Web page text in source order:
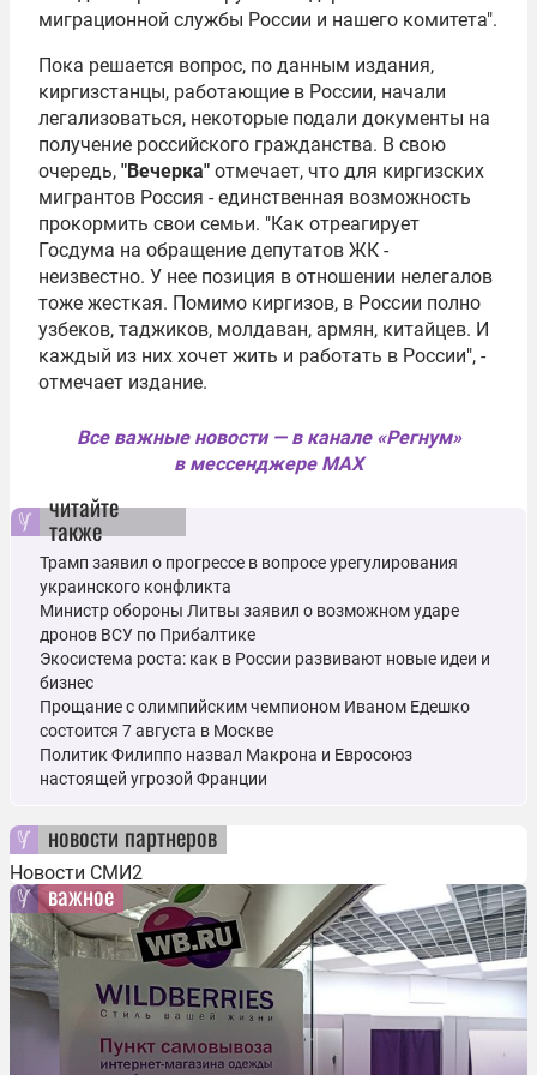
миграционной службы России и нашего комитета".
Пока решается вопрос, по данным издания,
киргизстанцы, работающие в России, начали
легализоваться, некоторые подали документы на
получение российского гражданства. В свою
очередь, "Вечерка" отмечает, что для киргизских
мигрантов Россия - единственная возможность
прокормить свои семьи. "Как отреагирует
Госдума на обращение депутатов ЖК -
неизвестно. У нее позиция в отношении нелегалов
тоже жесткая. Помимо киргизов, в России полно
узбеков, таджиков, молдаван, армян, китайцев. И
каждый из них хочет жить и работать в России", -
отмечает издание.
Все важные новости — в канале «Регнум»
в мессенджере MAX
читайте
также
Трамп заявил о прогрессе в вопросе урегулирования
украинского конфликта
Министр обороны Литвы заявил о возможном ударе
дронов ВСУ по Прибалтике
Экосистема роста: как в России развивают новые идеи и
бизнес
Прощание с олимпийским чемпионом Иваном Едешко
состоится 7 августа в Москве
Политик Филиппо назвал Макрона и Евросоюз
настоящей угрозой Франции
новости партнеров
Новости СМИ2
важное